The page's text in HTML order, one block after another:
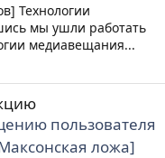
Технологии
мы ушли работать
медиавещания...
пользователя
ложа]